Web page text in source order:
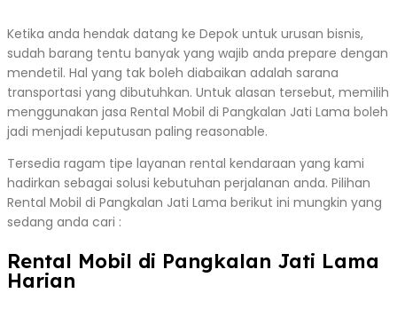
Ketika anda hendak datang ke Depok untuk urusan bisnis,
sudah barang tentu banyak yang wajib anda prepare dengan
mendetil. Hal yang tak boleh diabaikan adalah sarana
transportasi yang dibutuhkan. Untuk alasan tersebut, memilih
menggunakan jasa Rental Mobil di Pangkalan Jati Lama boleh
jadi menjadi keputusan paling reasonable.
Tersedia ragam tipe layanan rental kendaraan yang kami
hadirkan sebagai solusi kebutuhan perjalanan anda. Pilihan
Rental Mobil di Pangkalan Jati Lama berikut ini mungkin yang
sedang anda cari :
Rental Mobil di Pangkalan Jati Lama
Harian